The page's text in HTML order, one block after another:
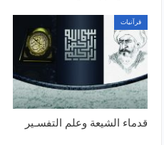
قرآنيات
قدماء الشيعة وعلم التفسـير